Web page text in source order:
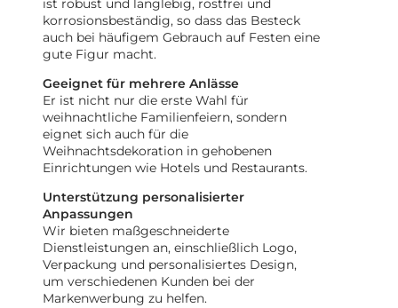
ist robust und langlebig, rostfrei und
korrosionsbeständig, so dass das Besteck
auch bei häufigem Gebrauch auf Festen eine
gute Figur macht.
Geeignet für mehrere Anlässe
Er ist nicht nur die erste Wahl für
weihnachtliche Familienfeiern, sondern
eignet sich auch für die
Weihnachtsdekoration in gehobenen
Einrichtungen wie Hotels und Restaurants.
Unterstützung personalisierter
Anpassungen
Wir bieten maßgeschneiderte
Dienstleistungen an, einschließlich Logo,
Verpackung und personalisiertes Design,
um verschiedenen Kunden bei der
Markenwerbung zu helfen.